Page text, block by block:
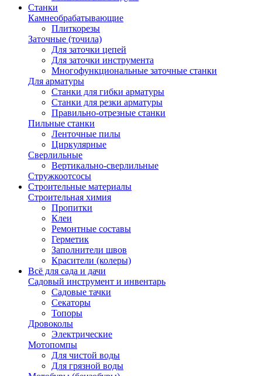
Станки
Камнеобрабатывающие
Плиткорезы
Заточные (точила)
Для заточки цепей
Для заточки инструмента
Многофункциональные заточные станки
Для арматуры
Станки для гибки арматуры
Станки для резки арматуры
Правильно-отрезные станки
Пильные станки
Ленточные пилы
Циркулярные
Сверлильные
Вертикально-сверлильные
Стружкоотсосы
Строительные материалы
Строительная химия
Пропитки
Клеи
Ремонтные составы
Герметик
Заполнители швов
Красители (колеры)
Всё для сада и дачи
Садовый инструмент и инвентарь
Садовые тачки
Секаторы
Топоры
Дровоколы
Электрические
Мотопомпы
Для чистой воды
Для грязной воды